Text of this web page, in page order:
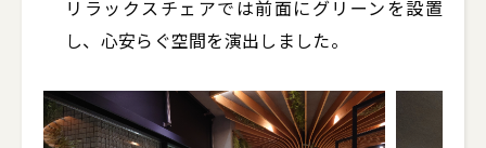
リラックスチェアでは前面にグリーンを設置
し、心安らぐ空間を演出しました。